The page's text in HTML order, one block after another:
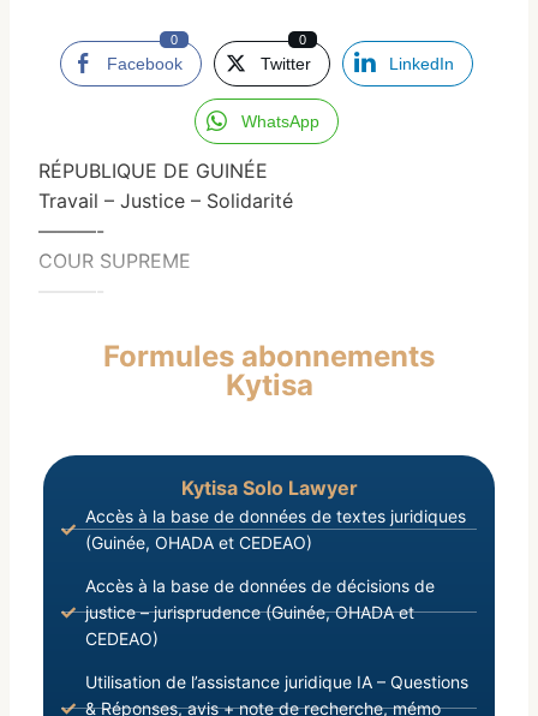
Facebook
0
Twitter
0
LinkedIn
WhatsApp
RÉPUBLIQUE DE GUINÉE
Travail – Justice – Solidarité
———-
COUR SUPREME
Formules abonnements
Kytisa
Kytisa Solo Lawyer
Accès à la base de données de textes juridiques
(Guinée, OHADA et CEDEAO)
Accès à la base de données de décisions de
justice – jurisprudence (Guinée, OHADA et
CEDEAO)
Utilisation de l’assistance juridique IA – Questions
& Réponses, avis + note de recherche, mémo